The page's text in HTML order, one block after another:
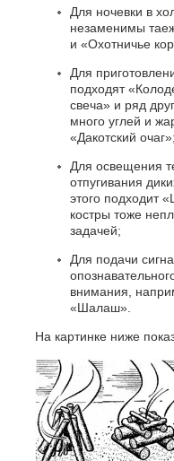
Для ночевки в
незаменимы
и «Охотничье
Для
подходят
свеча» и ряд
много углей и
«Дакотский очаг»;
Для освещения
отпугивания
этого подходит
костры тоже
задачей;
Для подачи
внимания,
«Шалаш».
На картинке ниже